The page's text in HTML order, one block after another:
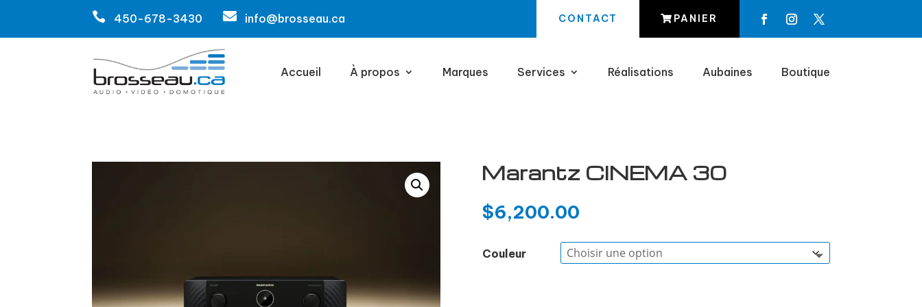
 450-678-3430  info@brosseau.ca CONTACT PANIER
Accueil À propos Marques Services Réalisations Aubaines Boutique
Marantz CINEMA 30
$6,200.00
Couleur